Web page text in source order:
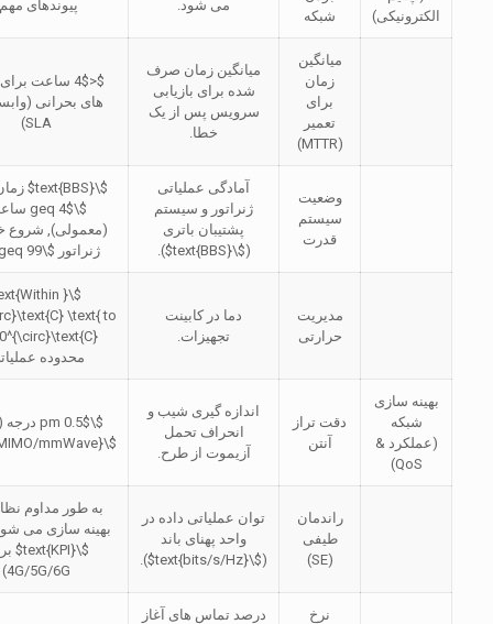
الکترونیکی)
شبکه
می شود.
پیوندهای
میانگین
زمان
برای
تعمیر
(MTTR)
میانگین زمان صرف
شده برای بازیابی
سرویس پس از یک
خطا.
$<4$
ساعت برای
های بحرانی
SLA)
وضعیت
سیستم
قدرت
آمادگی عملیاتی
ژنراتور و سیستم
پشتیبان باتری
(
$\text{BBS}$
).
$\text{BBS}$
$\geq 4$
(معمولی), شروع
ژنراتور $\geq 99\%$
مدیریت
حرارتی
دما در کابینت
تجهیزات.
}
\text{ to
محدوده
بهینه سازی
شبکه
(عملکرد &
QoS)
دقت تراز
آنتن
اندازه گیری شیب و
انحراف تحمل
آزیموت از طرح.
$\pm 0.5$
درجه
$\text{MIMO/mmWave}$
راندمان
طیفی
(SE)
توان عملیاتی داده در
واحد پهنای باند
(
$\text{bits/s/Hz}$
).
به طور مداوم
بهینه سازی می
$\text{KPI}$
4G/5G/6G)
نرخ
درصد تماس های آغاز